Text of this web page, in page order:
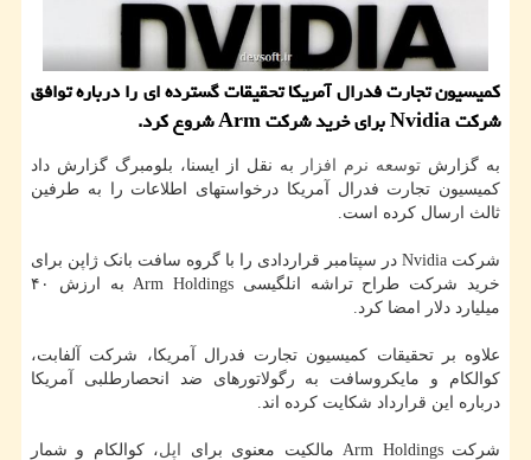
کمیسیون تجارت فدرال آمریکا تحقیقات گسترده ای را درباره توافق
شرکت Nvidia برای خرید شرکت Arm شروع کرد.
به گزارش توسعه نرم افزار
به نقل از ایسنا، بلومبرگ گزارش داد
کمیسیون تجارت فدرال آمریکا درخواستهای اطلاعات را به طرفین
ثالث ارسال کرده است.
شرکت Nvidia در سپتامبر قراردادی را با گروه سافت بانک ژاپن برای
خرید شرکت طراح تراشه انلگیسی Arm Holdings به ارزش ۴۰
میلیارد دلار امضا کرد.
علاوه بر تحقیقات کمیسیون تجارت فدرال آمریکا، شرکت آلفابت،
کوالکام و مایکروسافت به رگولاتورهای ضد انحصارطلبی آمریکا
درباره این قرارداد شکایت کرده اند.
شرکت Arm Holdings مالکیت معنوی برای اپل، کوالکام و شمار